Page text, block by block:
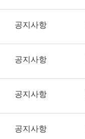
공지사항
공지사항
공지사항
공지사항